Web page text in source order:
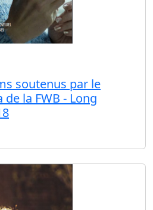
soutenus par le
la FWB - Long